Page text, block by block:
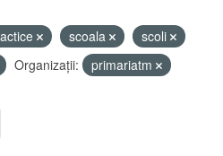
scoala
scoli
Organizații:
primariatm